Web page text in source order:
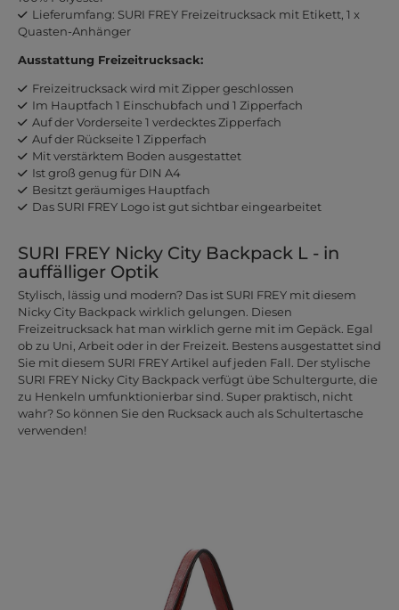
Lieferumfang: SURI FREY Freizeitrucksack mit Etikett, 1 x
Quasten-Anhänger
Ausstattung Freizeitrucksack:
Freizeitrucksack wird mit Zipper geschlossen
Im Hauptfach 1 Einschubfach und 1 Zipperfach
Auf der Vorderseite 1 verdecktes Zipperfach
Auf der Rückseite 1 Zipperfach
Mit verstärktem Boden ausgestattet
Ist groß genug für DIN A4
Besitzt geräumiges Hauptfach
Das SURI FREY Logo ist gut sichtbar eingearbeitet
SURI FREY Nicky City Backpack L - in
auffälliger Optik
Stylisch, lässig und modern? Das ist SURI FREY mit diesem
Nicky City Backpack wirklich gelungen. Diesen
Freizeitrucksack hat man wirklich gerne mit im Gepäck. Egal
ob zu Uni, Arbeit oder in der Freizeit. Bestens ausgestattet sind
Sie mit diesem SURI FREY Artikel auf jeden Fall. Der stylische
SURI FREY Nicky City Backpack verfügt übe Schultergurte, die
zu Henkeln umfunktionierbar sind. Super praktisch, nicht
wahr? So können Sie den Rucksack auch als Schultertasche
verwenden!